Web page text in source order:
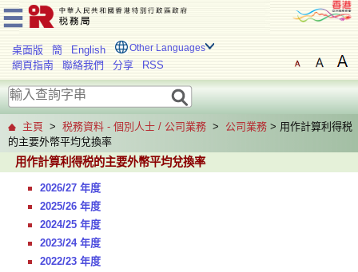
桌面版 簡 English Other Languages
網頁指南 聯絡我們 分享 RSS
主頁 > 税務資料 - 個別人士 / 公司業務 > 公司業務 > 用作計算利得税
的主要外幣平均兌換率
用作計算利得税的主要外幣平均兌換率
2026/27 年度
2025/26 年度
2024/25 年度
2023/24 年度
2022/23 年度